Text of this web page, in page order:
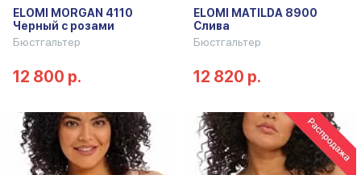
ELOMI MORGAN 4110
Черный с розами
Бюстгальтер
12 800 р.
ELOMI MATILDA 8900
Слива
Бюстгальтер
12 820 р.